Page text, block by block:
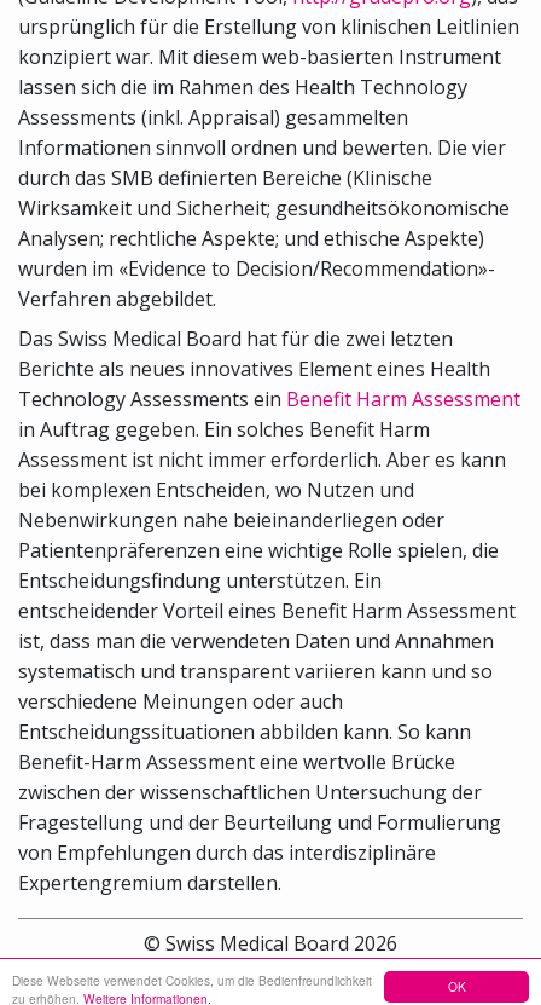
OK
Diese Webseite verwendet Cookies, um die Bedienfreundlichkeit
zu erhöhen. Weitere Informationen.
ursprünglich für die Erstellung von klinischen Leitlinien
konzipiert war. Mit diesem web-basierten Instrument
lassen sich die im Rahmen des Health Technology
Assessments (inkl. Appraisal) gesammelten
Informationen sinnvoll ordnen und bewerten. Die vier
durch das SMB definierten Bereiche (Klinische
Wirksamkeit und Sicherheit; gesundheitsökonomische
Analysen; rechtliche Aspekte; und ethische Aspekte)
wurden im «Evidence to Decision/Recommendation»-
Verfahren abgebildet.
Das Swiss Medical Board hat für die zwei letzten
Berichte als neues innovatives Element eines Health
Technology Assessments ein Benefit Harm Assessment
in Auftrag gegeben. Ein solches Benefit Harm
Assessment ist nicht immer erforderlich. Aber es kann
bei komplexen Entscheiden, wo Nutzen und
Nebenwirkungen nahe beieinanderliegen oder
Patientenpräferenzen eine wichtige Rolle spielen, die
Entscheidungsfindung unterstützen. Ein
entscheidender Vorteil eines Benefit Harm Assessment
ist, dass man die verwendeten Daten und Annahmen
systematisch und transparent variieren kann und so
verschiedene Meinungen oder auch
Entscheidungssituationen abbilden kann. So kann
Benefit-Harm Assessment eine wertvolle Brücke
zwischen der wissenschaftlichen Untersuchung der
Fragestellung und der Beurteilung und Formulierung
von Empfehlungen durch das interdisziplinäre
Expertengremium darstellen.
© Swiss Medical Board 2026
Sitemap
Kontakt Impressum